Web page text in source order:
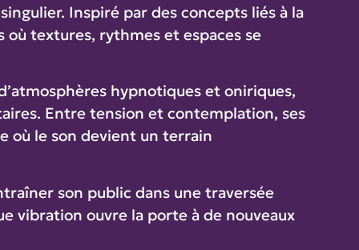
Inspiré par des concepts liés à la
textures, rythmes et espaces se
hypnotiques et oniriques,
Entre tension et contemplation, ses
où le son devient un terrain
son public dans une traversée
vibration ouvre la porte à de nouveaux